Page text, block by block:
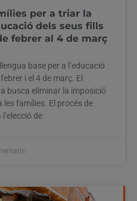
per a triar la
dels seus fills
febrer al 4 de març
base per a l’educació
i el 4 de març. El
busca eliminar la imposició
famílies. El procés de
de